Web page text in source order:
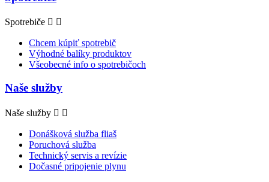
Spotrebiče  
Chcem kúpiť spotrebič
Výhodné balíky produktov
Všeobecné info o spotrebičoch
Naše služby
Naše služby  
Donášková služba fliaš
Poruchová služba
Technický servis a revízie
Dočasné pripojenie plynu